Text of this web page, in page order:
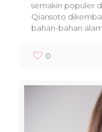
semakin populer
Qiansoto
bahan-bahan
0